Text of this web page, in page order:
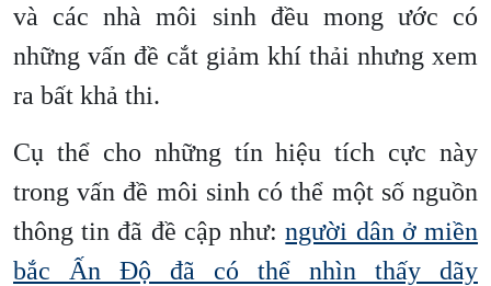
và các nhà môi sinh đều mong ước có
những vấn đề cắt giảm khí thải nhưng xem
ra bất khả thi.
Cụ thể cho những tín hiệu tích cực này
trong vấn đề môi sinh có thể một số nguồn
thông tin đã đề cập như:người dân ở miền
bắc Ấn Độ đã có thể nhìn thấy dãy